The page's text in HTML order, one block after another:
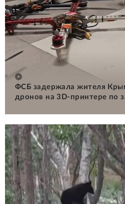
ФСБ задержала жителя
дронов на 3D-принтере по